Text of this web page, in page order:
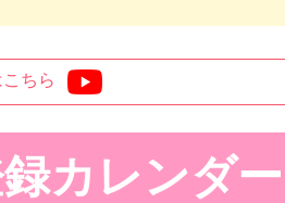
ちら
カレンダー